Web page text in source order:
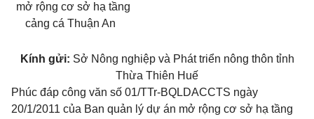
mở rộng cơ sở hạ tầng
cảng cá Thuận An
Kính gửi: Sở Nông nghiệp và Phát triển nông thôn tỉnh
Thừa Thiên Huế
Phúc đáp công văn số 01/TTr-BQLDACCTS ngày
20/1/2011 của Ban quản lý dự án mở rộng cơ sở hạ tầng